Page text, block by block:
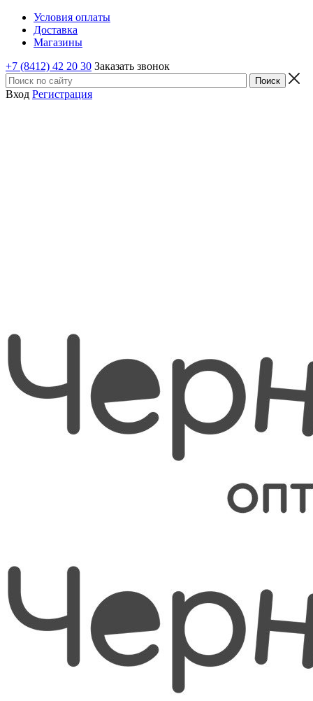
Условия оплаты
Доставка
Магазины
+7 (8412) 42 20 30 Заказать звонок
Вход Регистрация